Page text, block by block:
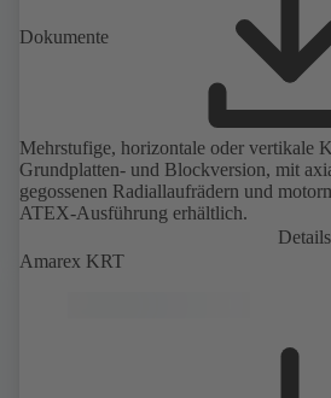
Dokumente
Mehrstufige, horizontale oder vertikale
Grundplatten- und Blockversion, mit
gegossenen Radiallaufrädern und
ATEX-Ausführung erhältlich.
Details
Amarex KRT